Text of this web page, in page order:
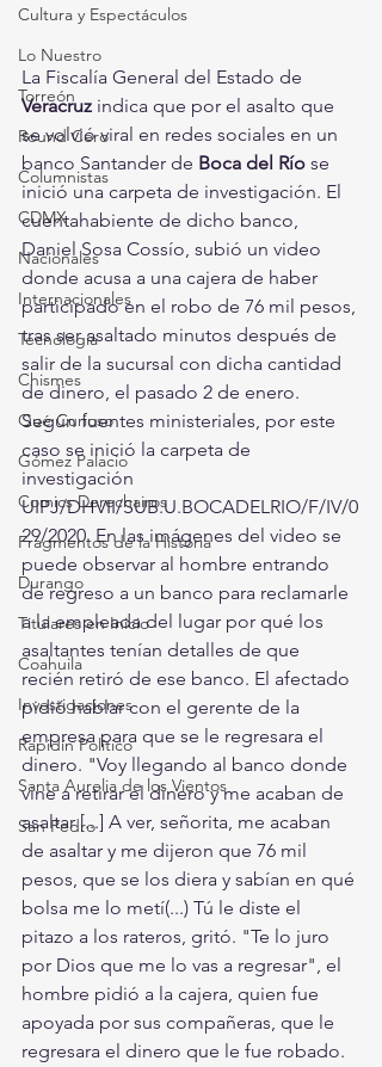
Cultura y Espectáculos
Lo Nuestro
Torreón
Round Cero
Columnistas
CDMX
Nacionales
Internacionales
Tecnología
Chismes
Qué Curioso
Gómez Palacio
Comics Derechairos
Fragmentos de la Historia
Durango
Titulares en Inicio
Coahuila
Investigaciones
Rapidín Político
Santa Aurelia de los Vientos
San Pedro
La Fiscalía General del Estado de
Veracruz indica que por el asalto que
se volvió viral en redes sociales en un
banco Santander de Boca del Río se
inició una carpeta de investigación. El
cuentahabiente de dicho banco,
Daniel Sosa Cossío, subió un video
donde acusa a una cajera de haber
participado en el robo de 76 mil pesos,
tras ser asaltado minutos después de
salir de la sucursal con dicha cantidad
de dinero, el pasado 2 de enero.
Según fuentes ministeriales, por este
caso se inició la carpeta de
investigación
UIPJ/DHVII/SUB.U.BOCADELRIO/F/IV/0
29/2020. En las imágenes del video se
puede observar al hombre entrando
de regreso a un banco para reclamarle
a la empleada del lugar por qué los
asaltantes tenían detalles de que
recién retiró de ese banco. El afectado
pidió hablar con el gerente de la
empresa para que se le regresara el
dinero. "Voy llegando al banco donde
vine a retirar el dinero y me acaban de
asaltar [...] A ver, señorita, me acaban
de asaltar y me dijeron que 76 mil
pesos, que se los diera y sabían en qué
bolsa me lo metí(...) Tú le diste el
pitazo a los rateros, gritó. "Te lo juro
por Dios que me lo vas a regresar", el
hombre pidió a la cajera, quien fue
apoyada por sus compañeras, que le
regresara el dinero que le fue robado.